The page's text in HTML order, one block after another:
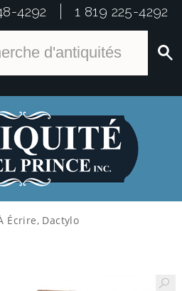
4292 1 819 225-4292
Écrire, Dactylo